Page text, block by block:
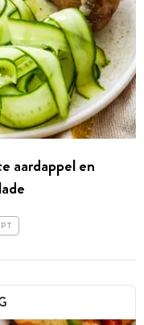
aardappel en